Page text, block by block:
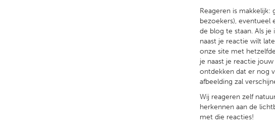
Reageren is makkelijk:
bezoekers), eventueel
de blog te staan. Als
naast je reactie wilt
onze site met
je naast je reactie
ontdekken dat er nog
afbeelding zal
Wij reageren zelf
herkennen aan de
met die reacties!